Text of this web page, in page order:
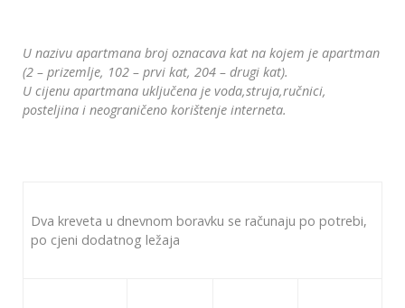
U nazivu apartmana broj oznacava kat na kojem je apartman
(2 – prizemlje, 102 – prvi kat, 204 – drugi kat).
U cijenu apartmana uključena je voda,struja,ručnici,
posteljina i neograničeno korištenje interneta.
Dva kreveta u dnevnom boravku se računaju po potrebi,
po cjeni dodatnog ležaja